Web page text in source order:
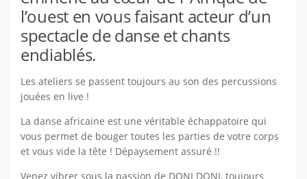
DANSE
MANUELLES
SPORTIVES
ARTS SCENIQUES
l’ouest en vous faisant acteur d’un
spectacle de danse et chants
endiablés.
Les ateliers se passent toujours au son des percussions
jouées en live !
La danse africaine est une véritable échappatoire qui
vous permet de bouger toutes les parties de votre corps
et vous vide la tête ! Dépaysement assuré !!
Venez vibrer sous la passion de DONI DONI, toujours